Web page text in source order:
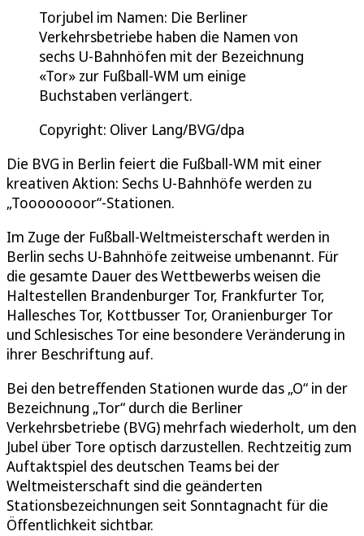
Torjubel im Namen: Die Berliner
Verkehrsbetriebe haben die Namen von
sechs U-Bahnhöfen mit der Bezeichnung
«Tor» zur Fußball-WM um einige
Buchstaben verlängert.
Copyright: Oliver Lang/BVG/dpa
Die BVG in Berlin feiert die Fußball-WM mit einer
kreativen Aktion: Sechs U-Bahnhöfe werden zu
„Toooooooor“-Stationen.
Im Zuge der Fußball-Weltmeisterschaft werden in
Berlin sechs U-Bahnhöfe zeitweise umbenannt. Für
die gesamte Dauer des Wettbewerbs weisen die
Haltestellen Brandenburger Tor, Frankfurter Tor,
Hallesches Tor, Kottbusser Tor, Oranienburger Tor
und Schlesisches Tor eine besondere Veränderung in
ihrer Beschriftung auf.
Bei den betreffenden Stationen wurde das „O“ in der
Bezeichnung „Tor“ durch die Berliner
Verkehrsbetriebe (BVG) mehrfach wiederholt, um den
Jubel über Tore optisch darzustellen. Rechtzeitig zum
Auftaktspiel des deutschen Teams bei der
Weltmeisterschaft sind die geänderten
Stationsbezeichnungen seit Sonntagnacht für die
Öffentlichkeit sichtbar.